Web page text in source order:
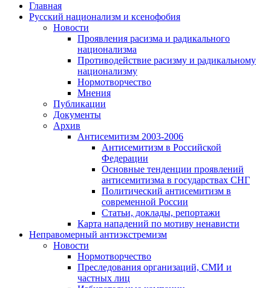
Главная
Русский национализм и ксенофобия
Новости
Проявления расизма и радикального
национализма
Противодействие расизму и радикальному
национализму
Нормотворчество
Мнения
Публикации
Документы
Архив
Антисемитизм 2003-2006
Антисемитизм в Российской
Федерации
Основные тенденции проявлений
антисемитизма в государствах СНГ
Политический антисемитизм в
современной России
Статьи, доклады, репортажи
Карта нападений по мотиву ненависти
Неправомерный антиэкстремизм
Новости
Нормотворчество
Преследования организаций, СМИ и
частных лиц